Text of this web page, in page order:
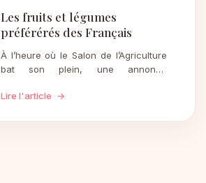
Les fruits et légumes
préférérés des Français
À l’heure où le Salon de l’Agriculture
bat son plein, une annonce
chez Chrono-nutrition.net :
Lire l'article →